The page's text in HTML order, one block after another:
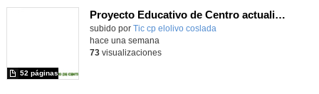
Proyecto Educativo de Centro actualizado 2026
subido por Tic cp elolivo coslada
52 páginas
hace una semana
73visualizaciones